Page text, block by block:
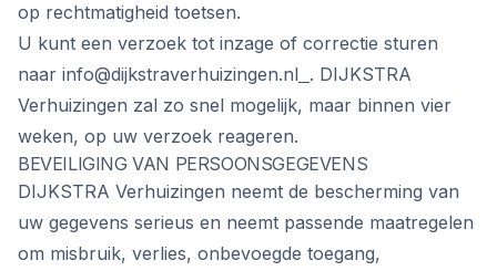
op rechtmatigheid toetsen.
U kunt een verzoek tot inzage of correctie sturen
naar info@dijkstraverhuizingen.nl . DIJKSTRA
Verhuizingen zal zo snel mogelijk, maar binnen vier
weken, op uw verzoek reageren.
BEVEILIGING VAN PERSOONSGEGEVENS
DIJKSTRA Verhuizingen neemt de bescherming van
uw gegevens serieus en neemt passende maatregelen
om misbruik, verlies, onbevoegde toegang,